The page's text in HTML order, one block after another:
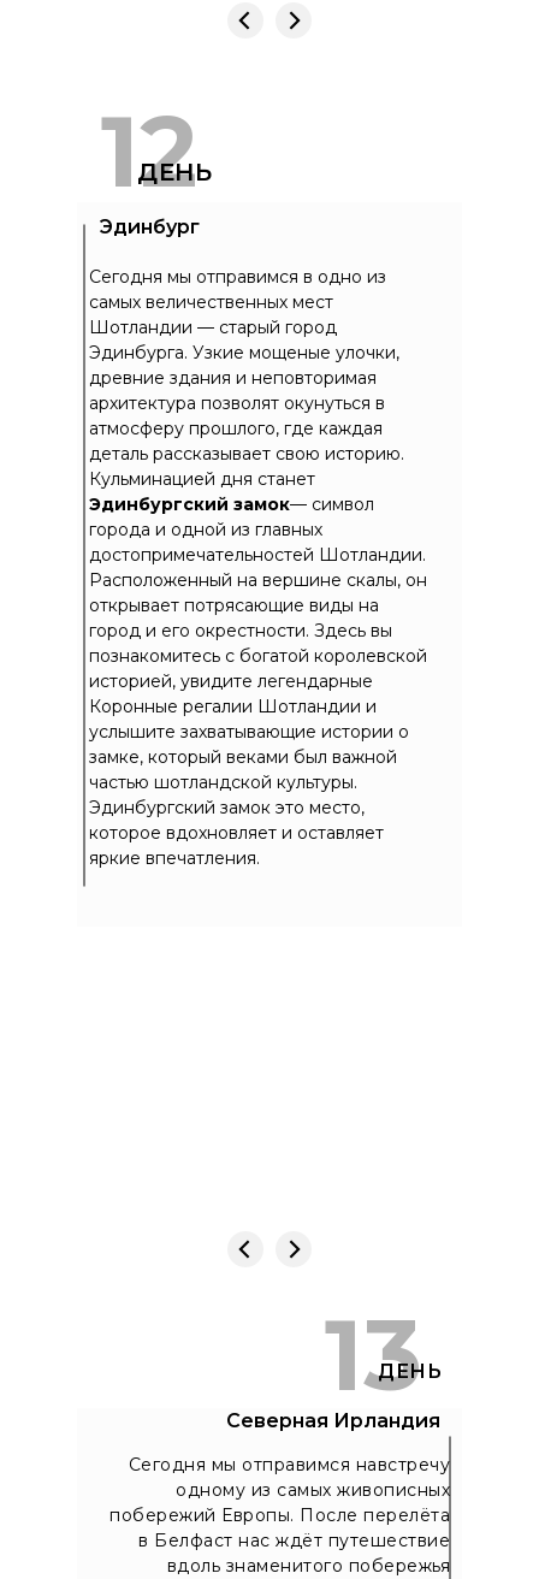
ДЕНЬ
Сегодня мы отправимся в одно из
самых величественных мест
Шотландии — старый город
Эдинбурга. Узкие мощеные улочки,
древние здания и неповторимая
архитектура позволят окунуться в
атмосферу прошлого, где каждая
деталь рассказывает свою историю.
Кульминацией дня станет
Эдинбургский замок— символ
города и одной из главных
достопримечательностей Шотландии.
Расположенный на вершине скалы, он
открывает потрясающие виды на
город и его окрестности. Здесь вы
познакомитесь с богатой королевской
историей, увидите легендарные
Коронные регалии Шотландии и
услышите захватывающие истории о
замке, который веками был важной
частью шотландской культуры.
Эдинбургский замок это место,
которое вдохновляет и оставляет
яркие впечатления.
12
Эдинбург
ДЕНЬ
Сегодня мы отправимся навстречу
одному из самых живописных
побережий Европы. После перелёта
в Белфаст нас ждёт путешествие
вдоль знаменитого побережья
13
Северная Ирландия